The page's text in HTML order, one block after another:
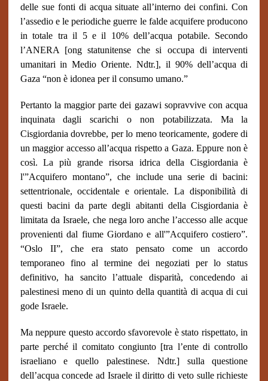
delle sue fonti di acqua situate all’interno dei confini. Con
l’assedio e le periodiche guerre le falde acquifere producono
in totale tra il 5 e il 10% dell’acqua potabile. Secondo
l’ANERA [ong statunitense che si occupa di interventi
umanitari in Medio Oriente. Ndtr.], il 90% dell’acqua di
Gaza “non è idonea per il consumo umano.”
Pertanto la maggior parte dei gazawi sopravvive con acqua
inquinata dagli scarichi o non potabilizzata. Ma la
Cisgiordania dovrebbe, per lo meno teoricamente, godere di
un maggior accesso all’acqua rispetto a Gaza. Eppure non è
così. La più grande risorsa idrica della Cisgiordania è
l'”Acquifero montano”, che include una serie di bacini:
settentrionale, occidentale e orientale. La disponibilità di
questi bacini da parte degli abitanti della Cisgiordania è
limitata da Israele, che nega loro anche l’accesso alle acque
provenienti dal fiume Giordano e all'”Acquifero costiero”.
“Oslo II”, che era stato pensato come un accordo
temporaneo fino al termine dei negoziati per lo status
definitivo, ha sancito l’attuale disparità, concedendo ai
palestinesi meno di un quinto della quantità di acqua di cui
gode Israele.
Ma neppure questo accordo sfavorevole è stato rispettato, in
parte perché il comitato congiunto [tra l’ente di controllo
israeliano e quello palestinese. Ndtr.] sulla questione
dell’acqua concede ad Israele il diritto di veto sulle richieste